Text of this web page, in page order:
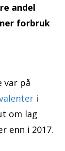
andel
forbruk
var på
i
om lag
enn i 2017.